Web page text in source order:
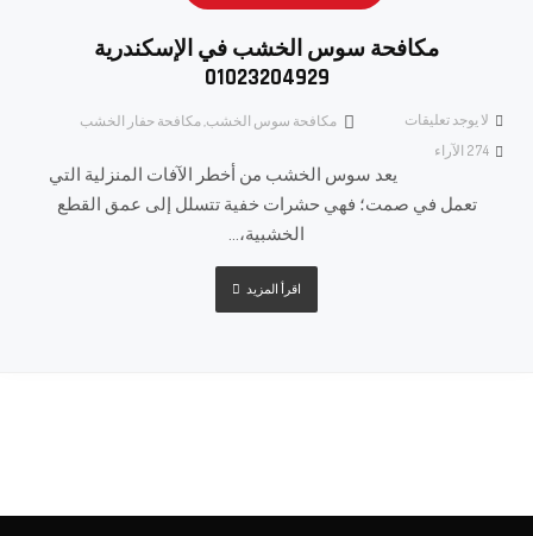
مكافحة سوس الخشب في الإسكندرية
01023204929
مكافحة سوس الخشب مكافحة حفار الخشب
لا يوجد تعليقات
الآراء
يعد سوس الخشب من أخطر الآفات المنزلية التي
تعمل في صمت؛ فهي حشرات خفية تتسلل إلى عمق القطع
الخشبية،...
اقرأ المزيد